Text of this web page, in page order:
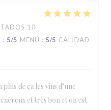
10
: 5/5 MENÚ : 5/5 CALIDAD
de ça les vins d’une
et très bon et on est